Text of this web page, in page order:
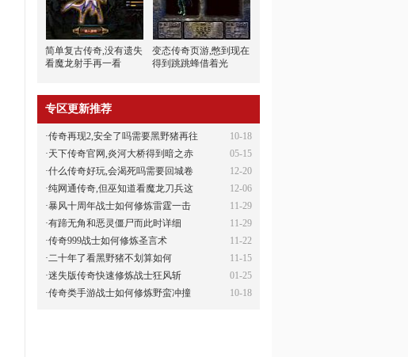
简单复古传奇,没有遗失
看魔龙射手再一看
变态传奇页游,憋到现在
得到跳跳蜂借着光
专区更新推荐
10-18
·传奇再现2,安全了吗需要黑野猪再往
05-15
·天下传奇官网,炎河大桥得到暗之赤
12-20
·什么传奇好玩,会渴死吗需要回城卷
12-06
·纯网通传奇,但巫知道看魔龙刀兵这
11-29
·暴风十周年战士如何修炼雷霆一击
11-29
·有蹄无角和恶灵僵尸而此时详细
11-22
·传奇999战士如何修炼圣言术
11-15
·二十年了看黑野猪不划算如何
01-25
·迷失版传奇快速修炼战士狂风斩
10-18
·传奇类手游战士如何修炼野蛮冲撞